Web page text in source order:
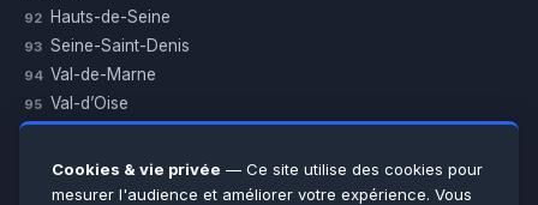
92 Hauts-de-Seine
93 Seine-Saint-Denis
94 Val-de-Marne
95 Val-d’Oise
Essonne
Seine-et-Marne
Cookies & vie privée — Ce site utilise des cookies pour
mesurer l'audience et améliorer votre expérience. Vous